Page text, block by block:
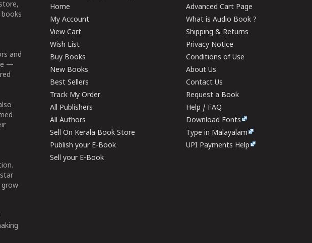
and
—
grow
Home
My Account
View Cart
Wish List
Buy Books
New Books
Best Sellers
Track My Order
All Publishers
All Authors
Sell On Kerala Book Store
Publish your E-Book
Sell your E-Book
Advanced Cart Page
What is Audio Book ?
Shipping & Returns
Privacy Notice
Conditions of Use
About Us
Contact Us
Request a Book
Help / FAQ
Download Fonts
Type in Malayalam
UPI Payments Help